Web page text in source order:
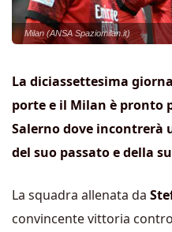
Milan (ANSA Spaziomilan.it)
La diciassettesima
porte e il Milan è pronto
Salerno dove incontrerà
del suo passato e della
La squadra allenata da
convincente vittoria